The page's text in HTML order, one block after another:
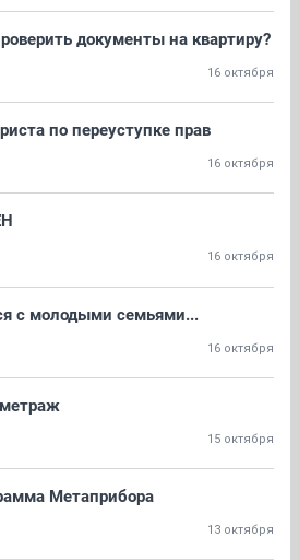
документы на квартиру?
16 октября
по переуступке прав
16 октября
16 октября
с молодыми семьями...
16 октября
15 октября
Метаприбора
13 октября